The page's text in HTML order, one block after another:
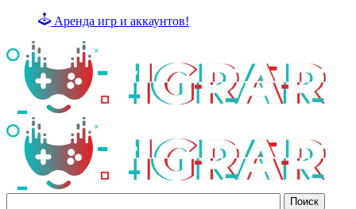
Аренда игр и аккаунтов!